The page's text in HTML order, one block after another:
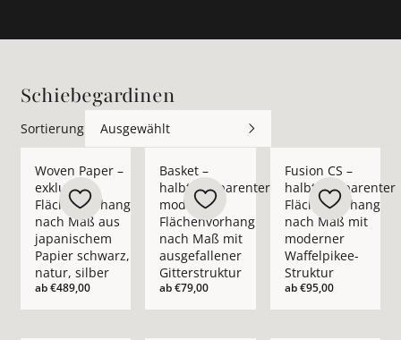
Schiebegardinen
Sortierung Ausgewählt
Woven Paper –
exklusiver
Flächenvorhang
nach Maß aus
japanischem
Papier schwarz,
natur, silber
ab€489,00
Basket –
halbtransparenter
moderner
Flächenvorhang
nach Maß mit
ausgefallener
Gitterstruktur
ab€79,00
Fusion CS –
halbtransparenter
Flächenvorhang
nach Maß mit
moderner
Waffelpikee-
Struktur
ab€95,00